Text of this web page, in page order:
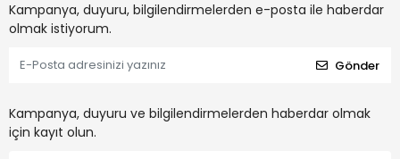
Kampanya, duyuru, bilgilendirmelerden e-posta ile haberdar
olmak istiyorum.
Gönder
Kampanya, duyuru ve bilgilendirmelerden haberdar olmak
için kayıt olun.